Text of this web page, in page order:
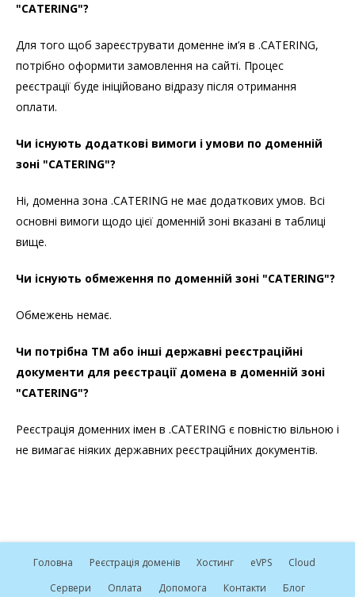
"CATERING"?
Для того щоб зареєструвати доменне ім’я в .CATERING,
потрібно оформити замовлення на сайті. Процес
реєстрації буде ініційовано відразу після отримання
оплати.
Чи існують додаткові вимоги і умови по доменній
зоні "CATERING"?
Ні, доменна зона .CATERING не має додаткових умов. Всі
основні вимоги щодо цієї доменній зоні вказані в таблиці
вище.
Чи існують обмеження по доменній зоні "CATERING"?
Обмежень немає.
Чи потрібна ТМ або інші державні реєстраційні
документи для реєстрації домена в доменній зоні
"CATERING"?
Реєстрація доменних імен в .CATERING є повністю вільною і
не вимагає ніяких державних реєстраційних документів.
Головна Реєстрація доменів Хостинг eVPS
Cloud
Сервери
Оплата Допомога Контакти Блог